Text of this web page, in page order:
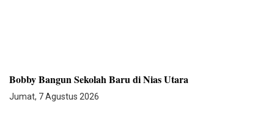
Bobby Bangun Sekolah Baru di Nias Utara
Jumat, 7 Agustus 2026